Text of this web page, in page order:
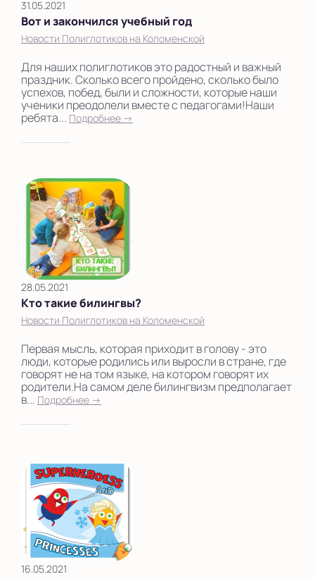
31.05.2021
Вот и закончился учебный год
Новости Полиглотиков на Коломенской
Для наших полиглотиков это радостный и важный
праздник. Сколько всего пройдено, сколько было
успехов, побед, были и сложности, которые наши
ученики преодолели вместе с педагогами!Наши
ребята... Подробнее →
28.05.2021
Кто такие билингвы?
Новости Полиглотиков на Коломенской
Первая мысль, которая приходит в голову - это
люди, которые родились или выросли в стране, где
говорят не на том языке, на котором говорят их
родители.На самом деле билингвизм предполагает
в... Подробнее →
16.05.2021